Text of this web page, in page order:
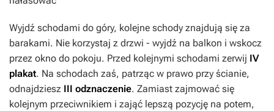
Wyjdź schodami do góry, kolejne schody znajdują się za
barakami. Nie korzystaj z drzwi - wyjdź na balkon i wskocz
przez okno do pokoju. Przed kolejnymi schodami zerwij IV
plakat. Na schodach zaś, patrząc w prawo przy ścianie,
odnajdziesz III odznaczenie. Zamiast zajmować się
kolejnym przeciwnikiem i zająć lepszą pozycję na potem,